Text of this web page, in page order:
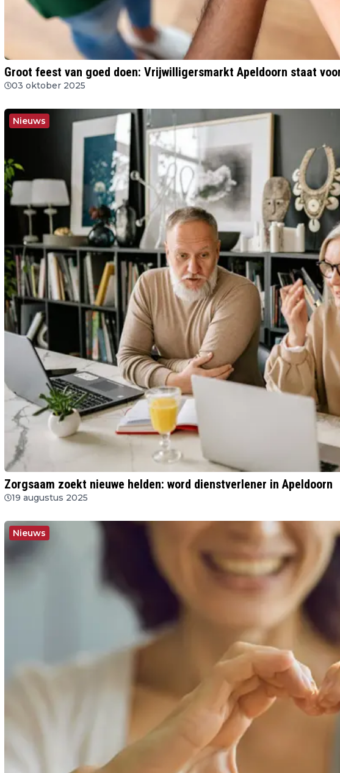
Groot feest van goed doen: Vrijwilligersmarkt Apeldoorn staat
03 oktober 2025
Nieuws
Zorgsaam zoekt nieuwe helden: word dienstverlener in Apeldoorn
19 augustus 2025
Nieuws